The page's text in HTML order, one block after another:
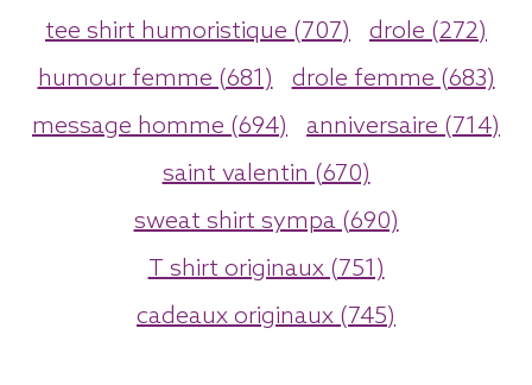
tee shirt humoristique (707)
drole (272)
humour femme (681)
drole femme (683)
message homme (694)
anniversaire (714)
saint valentin (670)
sweat shirt sympa (690)
T shirt originaux (751)
cadeaux originaux (745)